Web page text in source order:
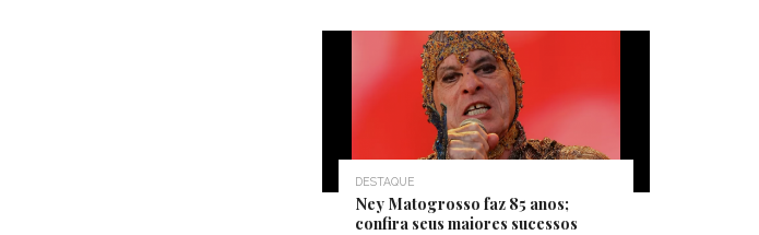
DESTAQUE
Ney Matogrosso faz 85 anos;
confira seus maiores sucessos